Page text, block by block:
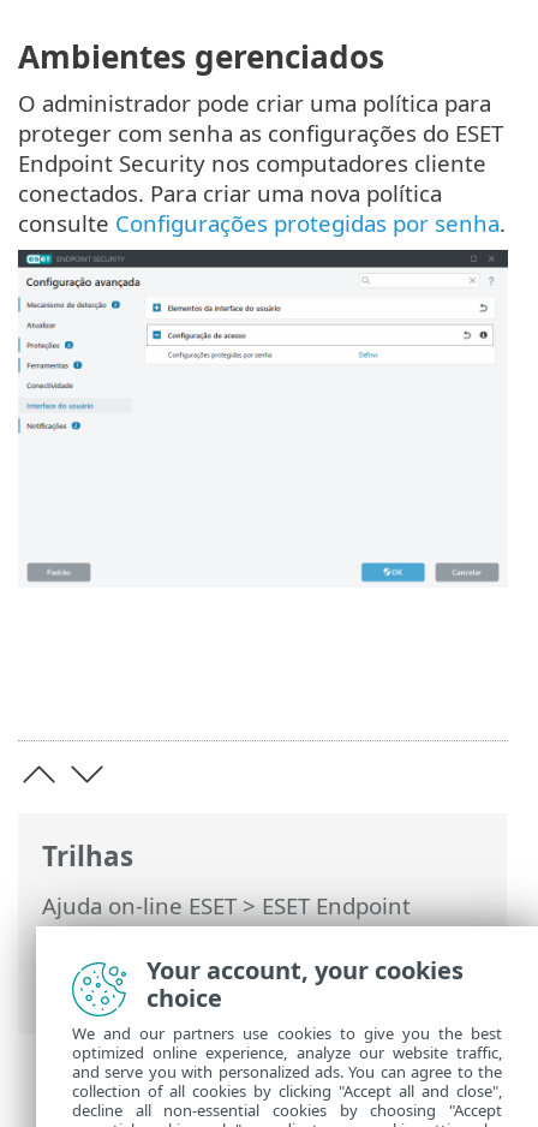
Trilhas
Ajuda on-line ESET>ESET Endpoint
Security>Configuração avançada>
Interface do usuário> Configuração do
acesso
Ambientes gerenciados
O administrador pode criar uma política para
proteger com senha as configurações do ESET
Endpoint Security nos computadores cliente
conectados. Para criar uma nova política
consulte Configurações protegidas por senha.
Your account, your cookies
choice
We and our partners use cookies to give you the best
optimized online experience, analyze our website traffic,
and serve you with personalized ads. You can agree to the
collection of all cookies by clicking "Accept all and close",
decline all non-essential cookies by choosing "Accept